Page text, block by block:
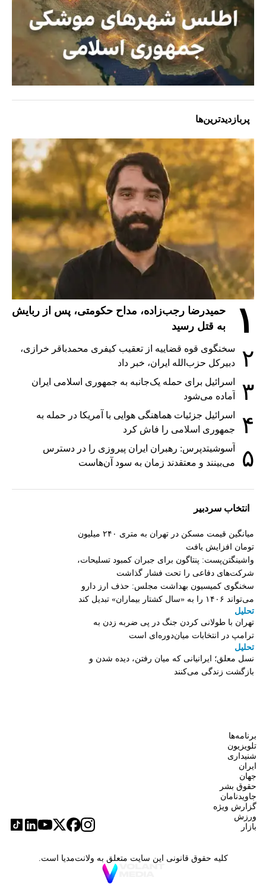
پربازدیدترین‌ها
۱
حمیدرضا رجب‌زاده، مداح حکومتی، پس از ربایش
به قتل رسید
۲
سخنگوی قوه قضاییه از تعقیب کیفری محمدباقر خرازی،
دبیر‌کل حزب‌الله ایران، خبر داد
۳
اسرائیل برای حمله یک‌جانبه به جمهوری اسلامی ایران
آماده می‌شود
۴
اسرائیل جزئیات هماهنگی هوایی با آمریکا در حمله به
جمهوری اسلامی را فاش کرد
۵
آسوشیتدپرس: رهبران ایران پیروزی را در دسترس
می‌بینند و معتقدند زمان به سود آن‌هاست
انتخاب سردبیر
میانگین قیمت مسکن در تهران به متری ۲۴۰ میلیون
تومان افزایش یافت
واشینگتن‌پست: پنتاگون برای جبران کمبود تسلیحات،
شرکت‌های دفاعی را تحت فشار گذاشت
سخنگوی کمیسیون بهداشت مجلس: حذف ارز دارو
می‌تواند ۱۴۰۶ را به «سال کشتار بیماران» تبدیل کند
تحلیل
تهران با طولانی کردن جنگ در پی ضربه زدن به
ترامپ در انتخابات میان‌دوره‌ای است
تحلیل
نسل معلق؛ ایرانیانی که میان رفتن، دیده شدن و
بازگشت زندگی می‌کنند
برنامه‌ها
تلویزیون
شنیداری
ایران
جهان
حقوق بشر
جاویدنامان
گزارش ویژه
ورزش
بازار
کلیه حقوق قانونی این سایت متعلق به ولانت‌مدیا است.